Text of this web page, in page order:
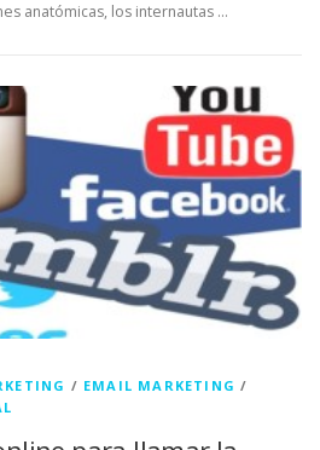
anatómicas, los internautas …
/ EMAIL MARKETING /